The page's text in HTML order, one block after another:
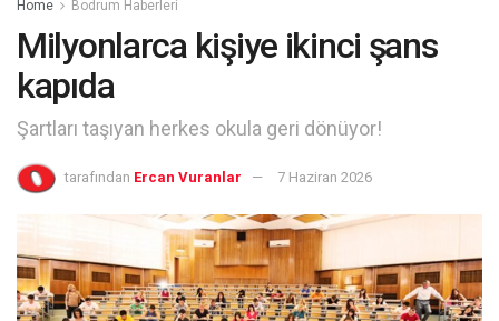
Home Bodrum Haberleri
Milyonlarca kişiye ikinci şans
kapıda
Şartları taşıyan herkes okula geri dönüyor!
tarafından Ercan Vuranlar 7 Haziran 2026